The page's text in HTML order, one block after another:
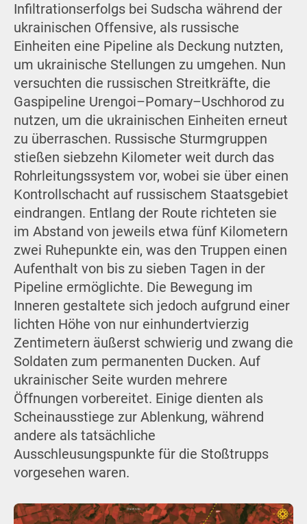
Infiltrationserfolgs bei Sudscha während der
ukrainischen Offensive, als russische
Einheiten eine Pipeline als Deckung nutzten,
um ukrainische Stellungen zu umgehen. Nun
versuchten die russischen Streitkräfte, die
Gaspipeline Urengoi–Pomary–Uschhorod zu
nutzen, um die ukrainischen Einheiten erneut
zu überraschen. Russische Sturmgruppen
stießen siebzehn Kilometer weit durch das
Rohrleitungssystem vor, wobei sie über einen
Kontrollschacht auf russischem Staatsgebiet
eindrangen. Entlang der Route richteten sie
im Abstand von jeweils etwa fünf Kilometern
zwei Ruhepunkte ein, was den Truppen einen
Aufenthalt von bis zu sieben Tagen in der
Pipeline ermöglichte. Die Bewegung im
Inneren gestaltete sich jedoch aufgrund einer
lichten Höhe von nur einhundertvierzig
Zentimetern äußerst schwierig und zwang die
Soldaten zum permanenten Ducken. Auf
ukrainischer Seite wurden mehrere
Öffnungen vorbereitet. Einige dienten als
Scheinausstiege zur Ablenkung, während
andere als tatsächliche
Ausschleusungspunkte für die Stoßtrupps
vorgesehen waren.